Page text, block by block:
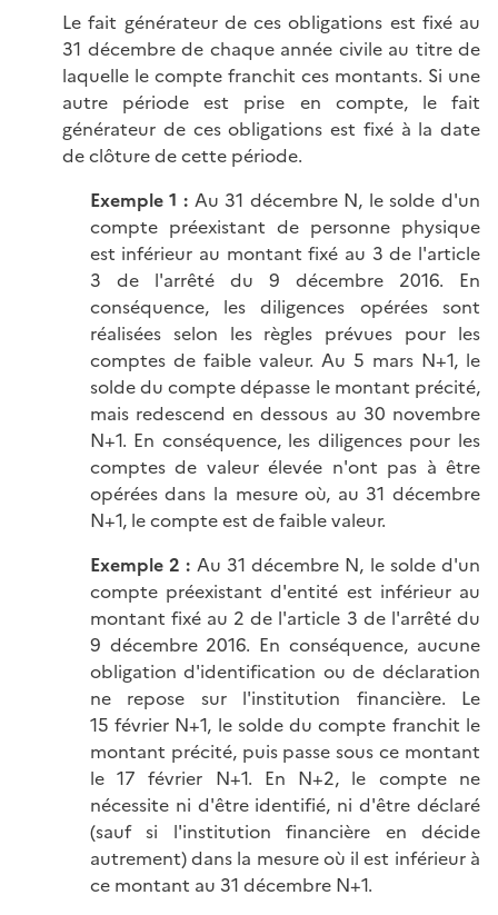
Le fait générateur de ces obligations est fixé au
31 décembre de chaque année civile au titre de
laquelle le compte franchit ces montants. Si une
autre période est prise en compte, le fait
générateur de ces obligations est fixé à la date
de clôture de cette période.
Exemple 1 :Au 31 décembre N, le solde d'un
compte préexistant de personne physique
est inférieur au montant fixé au 3 de l'article
3 de l'arrêté du 9 décembre 2016. En
conséquence, les diligences opérées sont
réalisées selon les règles prévues pour les
comptes de faible valeur. Au 5 mars N+1, le
solde du compte dépasse le montant précité,
mais redescend en dessous au 30 novembre
N+1. En conséquence, les diligences pour les
comptes de valeur élevée n'ont pas à être
opérées dans la mesure où, au 31 décembre
N+1, le compte est de faible valeur.
Exemple 2 : Au 31 décembre N, le solde d'un
compte préexistant d'entité est inférieur au
montant fixé au 2 de l'article 3 de l'arrêté du
9 décembre 2016. En conséquence, aucune
obligation d'identification ou de déclaration
ne repose sur l'institution financière. Le
15 février N+1, le solde du compte franchit le
montant précité, puis passe sous ce montant
le 17 février N+1. En N+2, le compte ne
nécessite ni d'être identifié, ni d'être déclaré
(sauf si l'institution financière en décide
autrement) dans la mesure où il est inférieur à
ce montant au 31 décembre N+1.